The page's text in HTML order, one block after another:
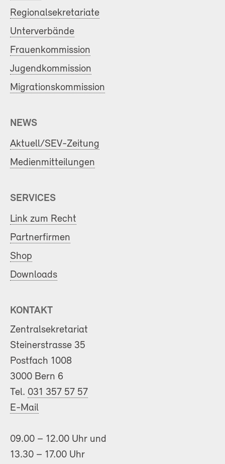
Regionalsekretariate
Unterverbände
Frauenkommission
Jugendkommission
Migrationskommission
NEWS
Aktuell/SEV-Zeitung
Medienmitteilungen
SERVICES
Link zum Recht
Partnerfirmen
Shop
Downloads
KONTAKT
Zentralsekretariat
Steinerstrasse 35
Postfach 1008
3000 Bern 6
Tel. 031 357 57 57
E-Mail
09.00 – 12.00 Uhr und
13.30 – 17.00 Uhr